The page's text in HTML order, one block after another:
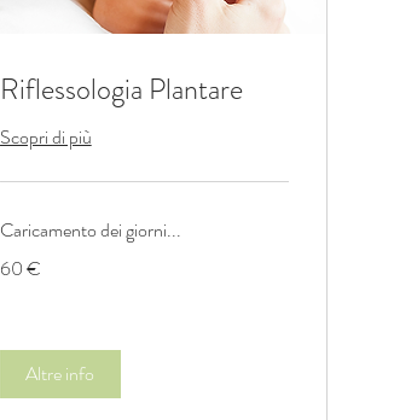
Riflessologia Plantare
Scopri di più
Caricamento dei giorni...
euro
60 €
Altre info